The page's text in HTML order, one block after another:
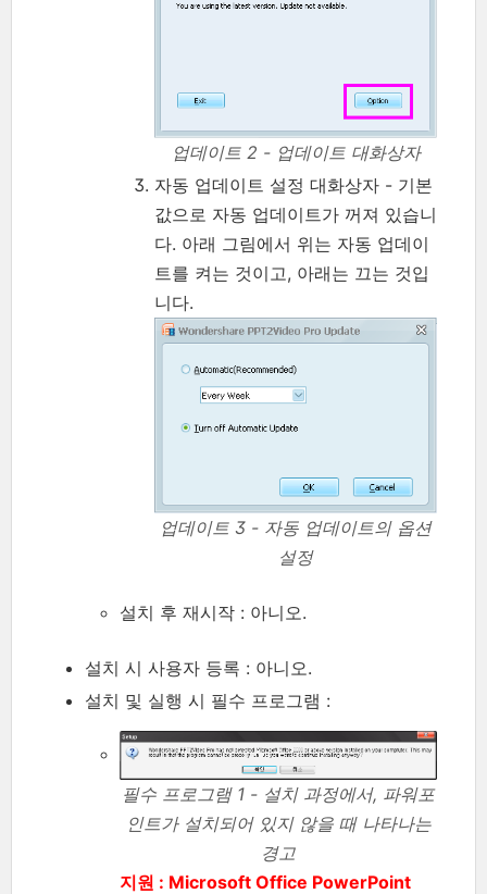
업데이트 2 - 업데이트 대화상자
자동 업데이트 설정 대화상자 - 기본
값으로 자동 업데이트가 꺼져 있습니
다. 아래 그림에서 위는 자동 업데이
트를 켜는 것이고, 아래는 끄는 것입
니다.
업데이트 3 - 자동 업데이트의 옵션
설정
설치 후 재시작 : 아니오.
설치 시 사용자 등록 : 아니오.
설치 및 실행 시 필수 프로그램 :
필수 프로그램 1 - 설치 과정에서, 파워포
인트가 설치되어 있지 않을 때 나타나는
경고
지원 : Microsoft Office PowerPoint